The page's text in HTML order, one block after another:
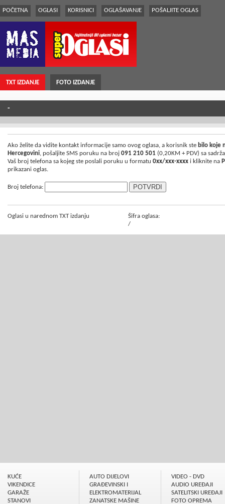
POČETNA OGLASI KORISNICI OGLAŠAVANJE POŠALJITE OGLAS
TXT IZDANJE FOTO IZDANJE
-
Ako želite da vidite kontakt informacije samo ovog oglasa, a korisnik ste bilo koje
Hercegovini, pošaljite SMS poruku na broj 091 210 501 (0,20KM + PDV) sa
Vaš broj telefona sa kojeg ste poslali poruku u formatu 0xx/xxx-xxxx i kliknite na
prikazani oglas.
Broj telefona:
Oglasi u narednom TXT izdanju
Šifra oglasa:
/
KUĆE
VIKENDICE
GARAŽE
STANOVI
AUTO DIJELOVI
GRAÐEVINSKI I
ELEKTROMATERIJAL
ZANATSKE MAŠINE
VIDEO - DVD
AUDIO UREÐAJI
SATELITSKI UREÐAJI
FOTO OPREMA